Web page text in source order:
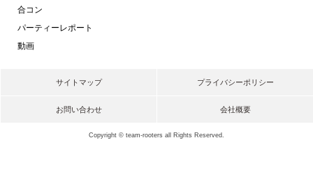
合コン
パーティーレポート
動画
サイトマップ プライバシーポリシー
お問い合わせ 会社概要
Copyright © team-rooters all Rights Reserved.